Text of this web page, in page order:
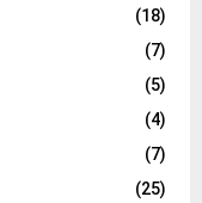
(18)
(7)
(5)
(4)
(7)
(25)